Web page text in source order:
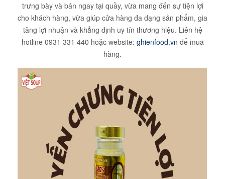
trưng bày và bán ngay tại quầy, vừa mang đến sự tiện lợi
cho khách hàng, vừa giúp cửa hàng đa dạng sản phẩm, gia
tăng lợi nhuận và khẳng định uy tín thương hiệu. Liên hệ
hotline 0931 331 440 hoặc website: ghienfood.vn để mua
hàng.